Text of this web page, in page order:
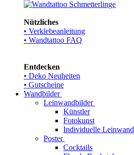
Nützliches
• Verklebeanleitung
• Wandtattoo FAQ
Entdecken
• Deko Neuheiten
• Gutscheine
Wandbilder
Leinwandbilder
Künstler
Fotokunst
Individuelle Leinwand
Poster
Cocktails